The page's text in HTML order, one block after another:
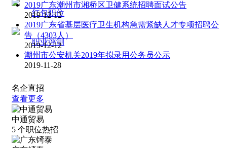
红包职位
职业评测
2019广东潮州市湘桥区卫健系统招聘面试公告
2019-12-12
2019广东省基层医疗卫生机构急需紧缺人才专项招聘公
告（4303人）
2019-12-12
潮州市公安机关2019年拟录用公务员公示
2019-11-28
名企直招
查看更多
中通贸易
5 个职位热招